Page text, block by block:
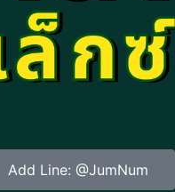
Add Line: @JumNum